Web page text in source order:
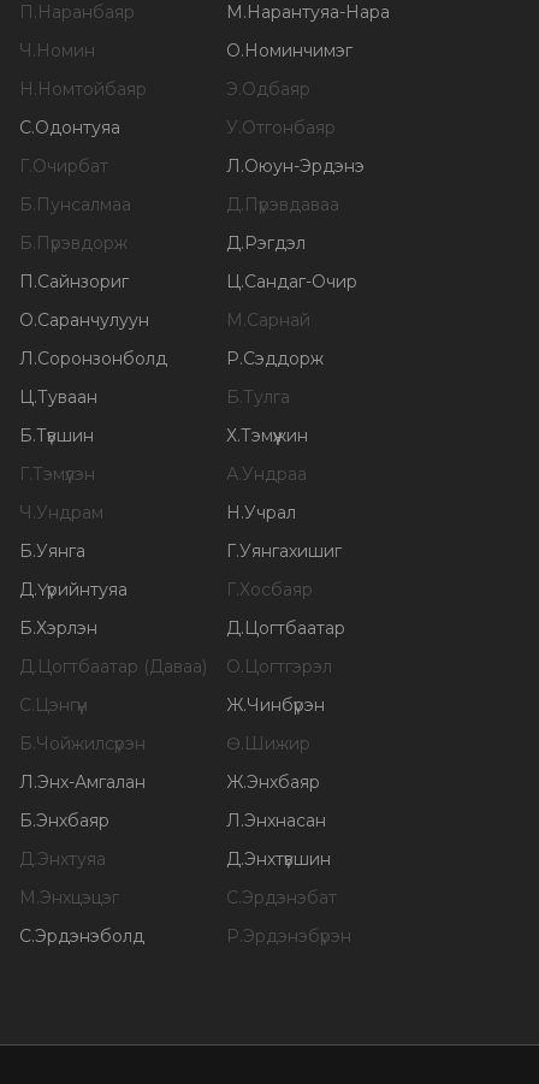
П.Наранбаяр М.Нарантуяа-Нара
Ч.Номин О.Номинчимэг
Н.Номтойбаяр Э.Одбаяр
С.Одонтуяа У.Отгонбаяр
Г.Очирбат Л.Оюун-Эрдэнэ
Б.Пунсалмаа Д.Пүрэвдаваа
Б.Пүрэвдорж Д.Рэгдэл
П.Сайнзориг Ц.Сандаг-Очир
О.Саранчулуун М.Сарнай
Л.Соронзонболд Р.Сэддорж
Ц.Туваан Б.Тулга
Б.Түвшин Х.Тэмүүжин
Г.Тэмүүлэн А.Ундраа
Ч.Ундрам Н.Учрал
Б.Уянга Г.Уянгахишиг
Д.Үүрийнтуяа Г.Хосбаяр
Б.Хэрлэн Д.Цогтбаатар
Д.Цогтбаатар (Даваа) О.Цогтгэрэл
С.Цэнгүүн Ж.Чинбүрэн
Б.Чойжилсүрэн Ө.Шижир
Л.Энх-Амгалан Ж.Энхбаяр
Б.Энхбаяр Л.Энхнасан
Д.Энхтуяа Д.Энхтүвшин
М.Энхцэцэг С.Эрдэнэбат
С.Эрдэнэболд Р.Эрдэнэбүрэн